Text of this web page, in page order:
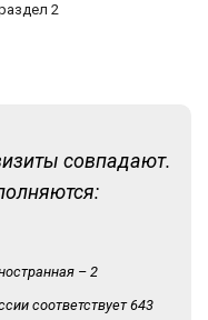
2
совпадают.
– 2
соответствует 643